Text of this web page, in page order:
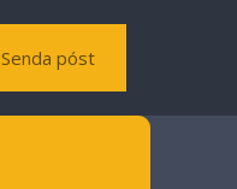
Senda póst